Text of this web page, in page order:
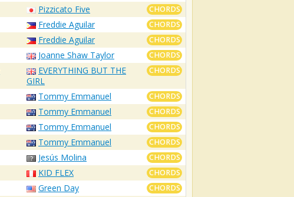
Pizzicato Five CHORDS
Freddie Aguilar CHORDS
Freddie Aguilar CHORDS
Joanne Shaw Taylor CHORDS
EVERYTHING BUT THE
GIRL
CHORDS
Tommy Emmanuel CHORDS
Tommy Emmanuel CHORDS
Tommy Emmanuel CHORDS
Tommy Emmanuel CHORDS
Jesús Molina CHORDS
KID FLEX CHORDS
Green Day CHORDS